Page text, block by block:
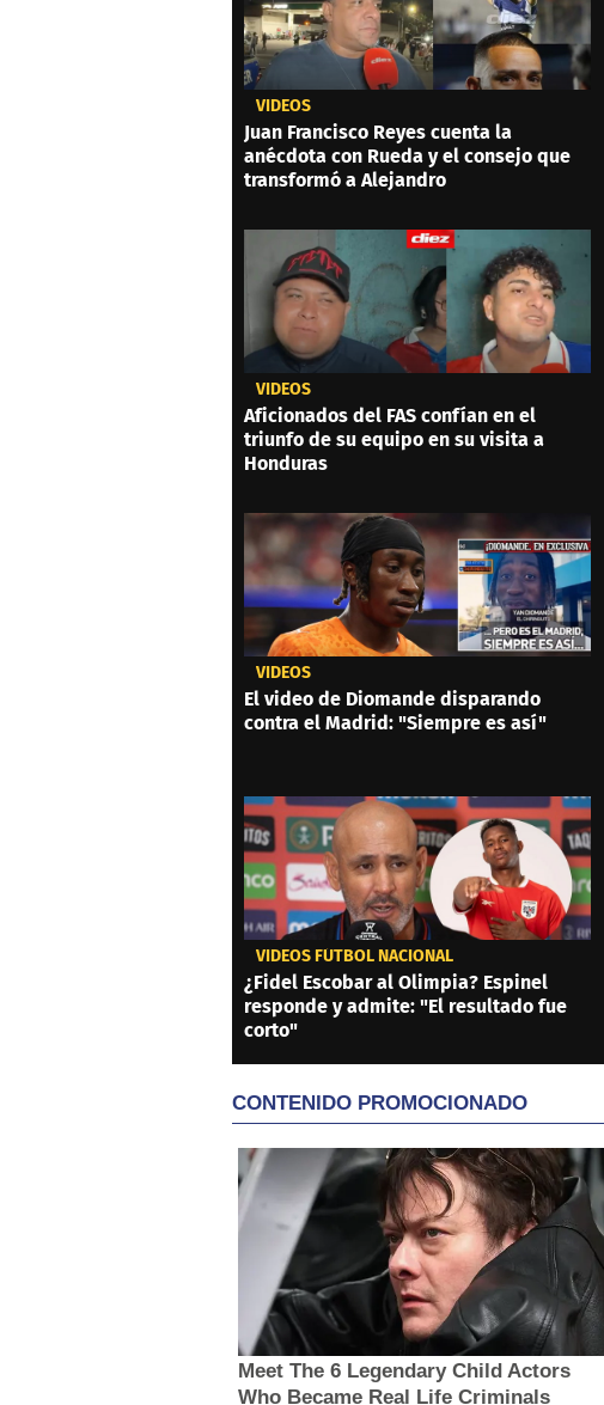
VIDEOS
Juan Francisco Reyes cuenta la
anécdota con Rueda y el consejo que
transformó a Alejandro
VIDEOS
Aficionados del FAS confían en el
triunfo de su equipo en su visita a
Honduras
VIDEOS
El video de Diomande disparando
contra el Madrid: "Siempre es así"
VIDEOS FÚTBOL NACIONAL
¿Fidel Escobar al Olimpia? Espinel
responde y admite: "El resultado fue
corto"